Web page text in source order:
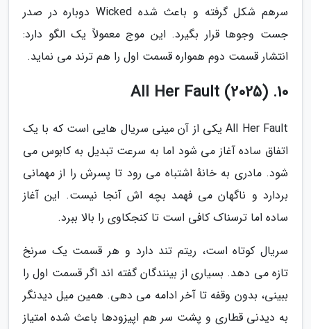
سرهم شکل گرفته و باعث شده Wicked دوباره در صدر
جست وجوها قرار بگیرد. این موج معمولاً یک الگو دارد:
انتشار قسمت دوم همواره قسمت اول را هم ترند می نماید.
10. All Her Fault (2025)
All Her Fault یکی از آن مینی سریال هایی است که با یک
اتفاق ساده آغاز می شود اما به سرعت تبدیل به کابوس می
شود. مادری به خانهٔ اشتباه می رود تا پسرش را از مهمانی
بردارد و ناگهان می فهمد بچه اش آنجا نیست. این آغاز
ساده اما ترسناک کافی است تا کنجکاوی را بالا ببرد.
سریال کوتاه است، ریتم تند دارد و هر قسمت یک سرنخ
تازه می دهد. بسیاری از بینندگان گفته اند اگر قسمت اول را
ببینی، بدون وقفه تا آخر ادامه می دهی. همین میل دیدنگر
به دیدنی قطاری و پشت سر هم اپیزودها باعث شده امتیاز